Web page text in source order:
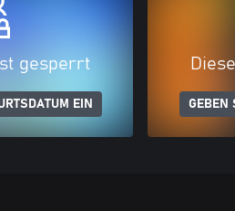
gesperrt
EIN GEBEN